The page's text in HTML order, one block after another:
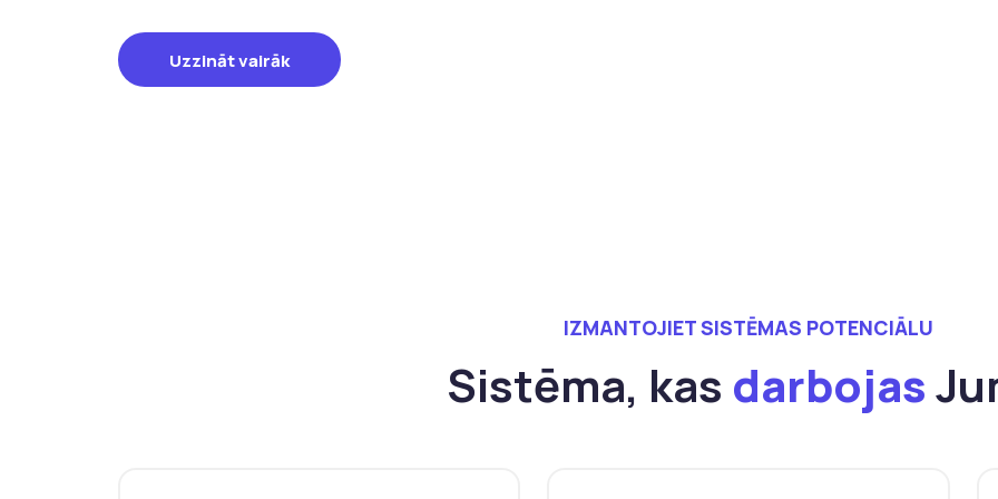
Uzzināt vairāk
IZMANTOJIET SISTĒMAS POTENCIĀLU
Sistēma, kas darbojas